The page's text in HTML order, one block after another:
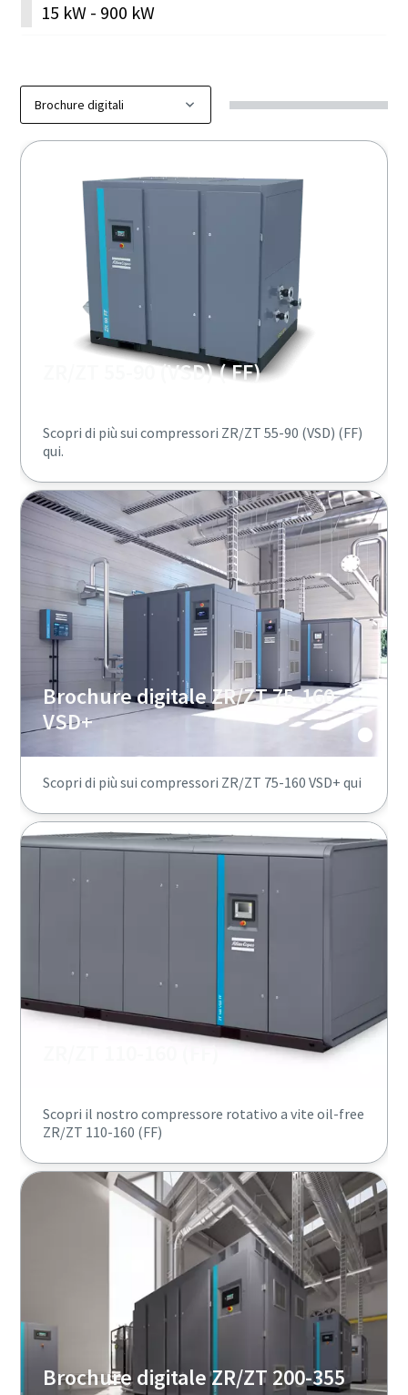
15 kW - 900 kW
ZR/ZT 55-90 (VSD) ( FF)
Scopri di più sui compressori ZR/ZT 55-90 (VSD) (FF)
qui.
Brochure digitale ZR/ZT 75-160
VSD+
Scopri di più sui compressori ZR/ZT 75-160 VSD+ qui
ZR/ZT 110-160 (FF)
Scopri il nostro compressore rotativo a vite oil-free
ZR/ZT 110-160 (FF)
Brochure digitale ZR/ZT 200-355